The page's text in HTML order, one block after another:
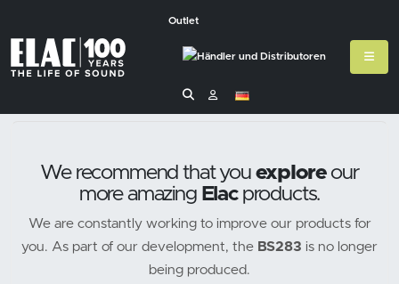
Outlet
We recommend that you exploreour
more amazing Elacproducts.
We are constantly working to improve our products for
you. As part of our development, the BS283 is no longer
being produced.